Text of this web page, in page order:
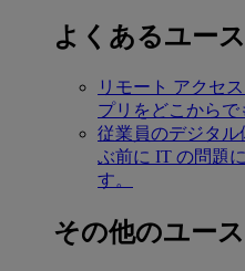
よくあるユー
リモート アクセ
プリをどこからで
従業員のデジタル
ぶ前に IT の問題
す。
その他のユー